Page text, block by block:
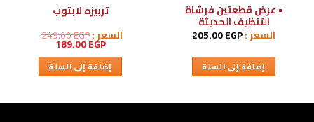
• عرض قطعتين فرشاة
التنظيف الحديثة
السعر : 205.00EGP
إضافة إلى السلة
تربيزه لابتوب
السعر :
249.00EGPالسعر
الأصلي
هو:
249.00 EGP.
189.00EGP السعر
الحالي
هو:
189.00 EGP.إضافة إلى السلة